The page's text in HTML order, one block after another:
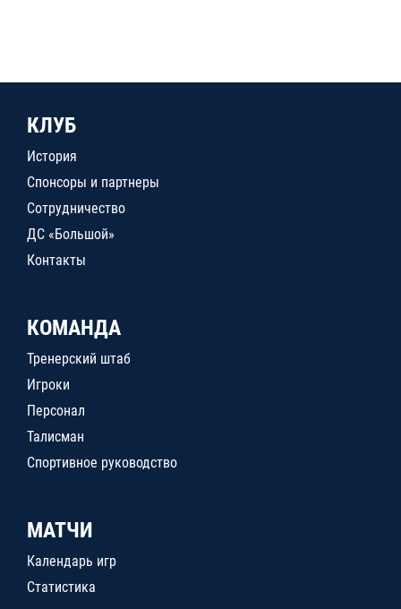
КЛУБ
История
Спонсоры и партнеры
Сотрудничество
ДС «Большой»
Контакты
КОМАНДА
Тренерский штаб
Игроки
Персонал
Талисман
Спортивное руководство
МАТЧИ
Календарь игр
Статистика